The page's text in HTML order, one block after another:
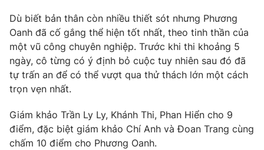
VTV4 Vươn mình bằng AI
VTV9 VTV8
Liên hệ tòa soạn
Dù biết bản thân còn nhiều thiết sót nhưng Phương
Oanh đã cố gắng thể hiện tốt nhất, theo tinh thần của
một vũ công chuyên nghiệp. Trước khi thi khoảng 5
ngày, cô từng có ý định bỏ cuộc tuy nhiên sau đó đã
tự trấn an để có thể vượt qua thử thách lớn một cách
trọn vẹn nhất.
Giám khảo Trần Ly Ly, Khánh Thi, Phan Hiển cho 9
điểm, đặc biệt giám khảo Chí Anh và Đoan Trang cùng
chấm 10 điểm cho Phương Oanh.